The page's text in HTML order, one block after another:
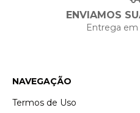
ENVIAMOS
Entrega
NAVEGAÇÃO
Termos de Uso